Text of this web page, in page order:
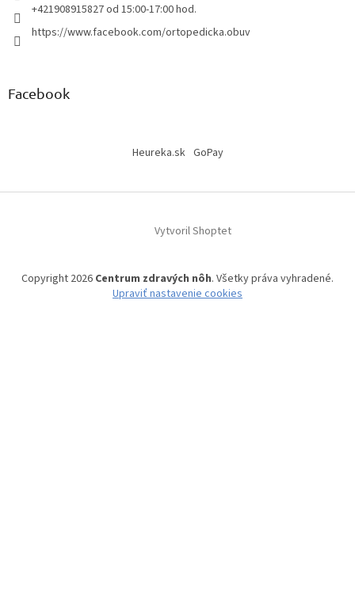
+421908915827 od 15:00-17:00 hod.
https://www.facebook.com/ortopedicka.obuv
Facebook
Heureka.sk GoPay
Vytvoril Shoptet
Copyright 2026 Centrum zdravých nôh. Všetky práva vyhradené.
Upraviť nastavenie cookies